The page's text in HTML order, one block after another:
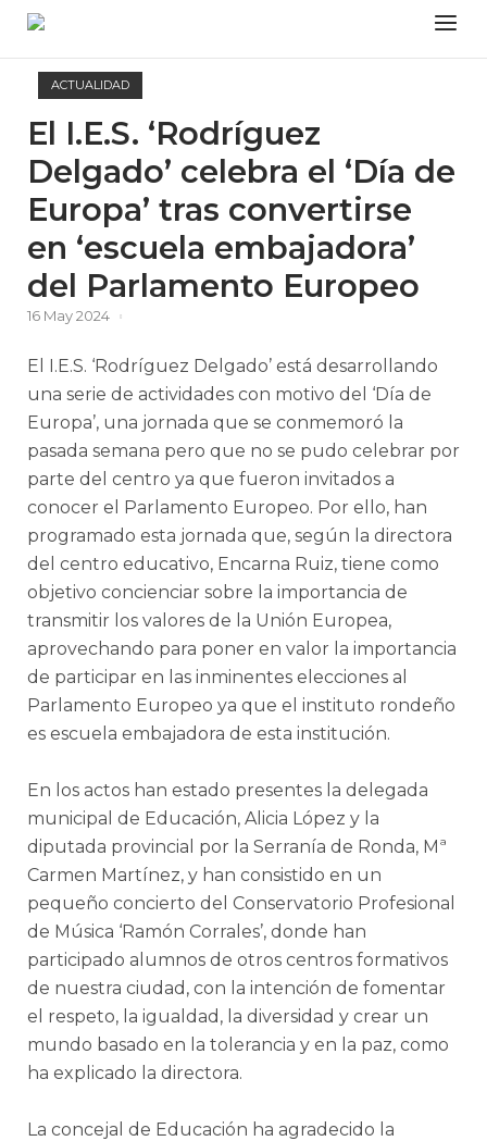
Skip
content
Menu
ACTUALIDAD
El I.E.S. ‘Rodríguez
Delgado’ celebra el ‘Día de
Europa’ tras convertirse
en ‘escuela embajadora’
del Parlamento Europeo
16 May 2024
El I.E.S. ‘Rodríguez Delgado’ está desarrollando
una serie de actividades con motivo del ‘Día de
Europa’, una jornada que se conmemoró la
pasada semana pero que no se pudo celebrar por
parte del centro ya que fueron invitados a
conocer el Parlamento Europeo. Por ello, han
programado esta jornada que, según la directora
del centro educativo, Encarna Ruiz, tiene como
objetivo concienciar sobre la importancia de
transmitir los valores de la Unión Europea,
aprovechando para poner en valor la importancia
de participar en las inminentes elecciones al
Parlamento Europeo ya que el instituto rondeño
es escuela embajadora de esta institución.
En los actos han estado presentes la delegada
municipal de Educación, Alicia López y la
diputada provincial por la Serranía de Ronda, Mª
Carmen Martínez, y han consistido en un
pequeño concierto del Conservatorio Profesional
de Música ‘Ramón Corrales’, donde han
participado alumnos de otros centros formativos
de nuestra ciudad, con la intención de fomentar
el respeto, la igualdad, la diversidad y crear un
mundo basado en la tolerancia y en la paz, como
ha explicado la directora.
La concejal de Educación ha agradecido la